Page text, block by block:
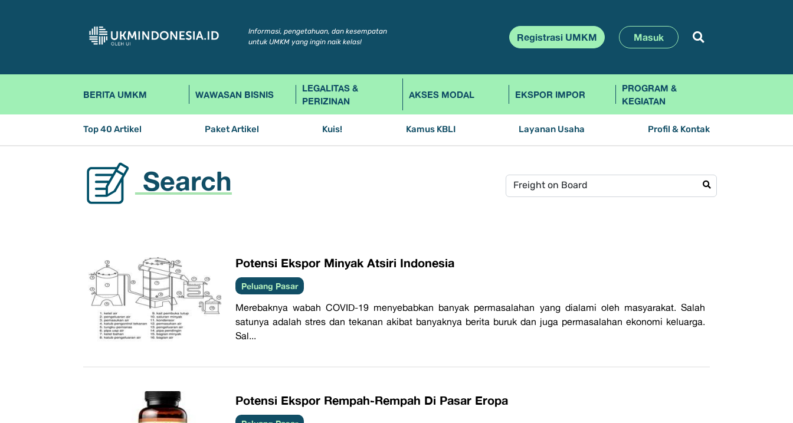
Informasi, pengetahuan, dan kesempatan
untuk UMKM yang ingin naik kelas!
Registrasi UMKM Masuk
BERITA UMKM WAWASAN BISNIS
LEGALITAS &
PERIZINAN
AKSES MODAL EKSPOR IMPOR
PROGRAM &
KEGIATAN
Top 40 Artikel Paket Artikel Kuis! Kamus KBLI Layanan Usaha Profil & Kontak
Search
Potensi Ekspor Minyak Atsiri Indonesia
Peluang Pasar
Merebaknya wabah COVID-19 menyebabkan banyak permasalahan yang dialami oleh masyarakat. Salah
satunya adalah stres dan tekanan akibat banyaknya berita buruk dan juga permasalahan ekonomi keluarga.
Sal...
Potensi Ekspor Rempah-Rempah Di Pasar Eropa